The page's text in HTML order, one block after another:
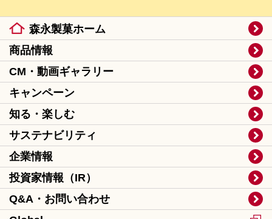
森永製菓ホーム
商品情報
CM・動画ギャラリー
キャンペーン
知る・楽しむ
サステナビリティ
企業情報
投資家情報（IR）
Q&A・お問い合わせ